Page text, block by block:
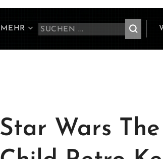
MEHR
Star Wars The